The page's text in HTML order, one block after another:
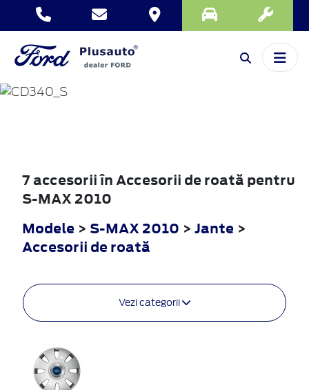
S-MAX
7 accesorii în Accesorii de roată pentru
S-MAX 2010
Modele > S-MAX 2010 > Jante >
Accesorii de roată
Vezi categorii